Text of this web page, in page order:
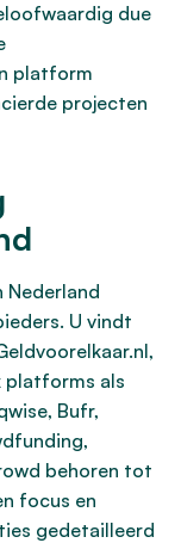
due
platform
projecten
U vindt
platforms als
Bufr,
behoren tot
focus en
gedetailleerd